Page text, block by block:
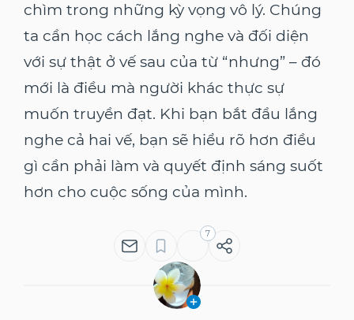
chìm trong những kỳ vọng vô lý. Chúng
ta cần học cách lắng nghe và đối diện
với sự thật ở vế sau của từ “nhưng” – đó
mới là điều mà người khác thực sự
muốn truyền đạt. Khi bạn bắt đầu lắng
nghe cả hai vế, bạn sẽ hiểu rõ hơn điều
gì cần phải làm và quyết định sáng suốt
hơn cho cuộc sống của mình.
7